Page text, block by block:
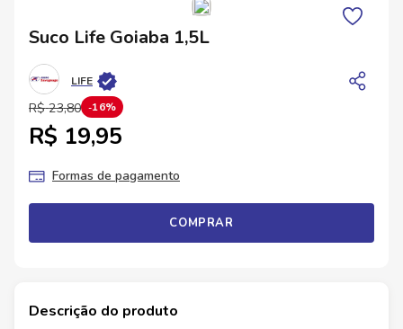
CUPOM DE DESCONTO
Suco Life Goiaba 1,5L
LIFE
R$ 23,80 16%
R$ 19,95
Formas de pagamento
COMPRAR
Descrição do produto
3º
cerveja
4º
carne
5º arroz